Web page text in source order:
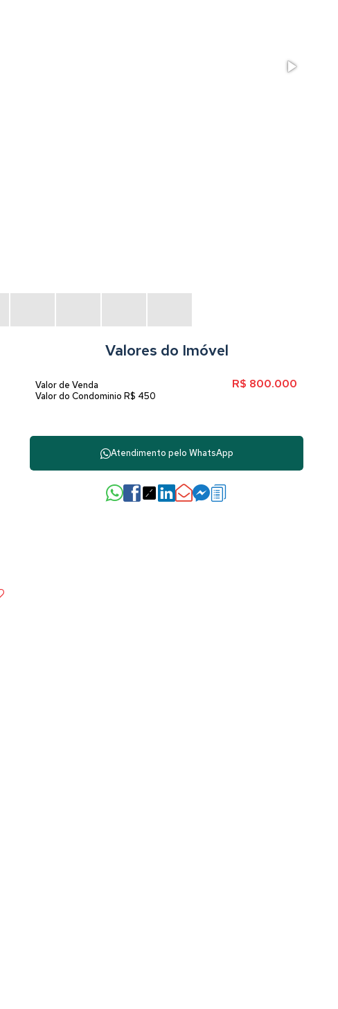
Valores do Imóvel
R$ 800.000
Valor de Venda
Valor do Condominio R$ 450
Atendimento pelo WhatsApp